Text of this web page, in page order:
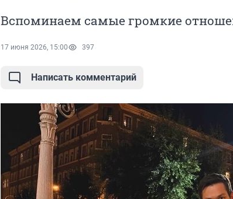
Вспоминаем самые громкие
17 июня 2026, 15:00 397
Написать комментарий